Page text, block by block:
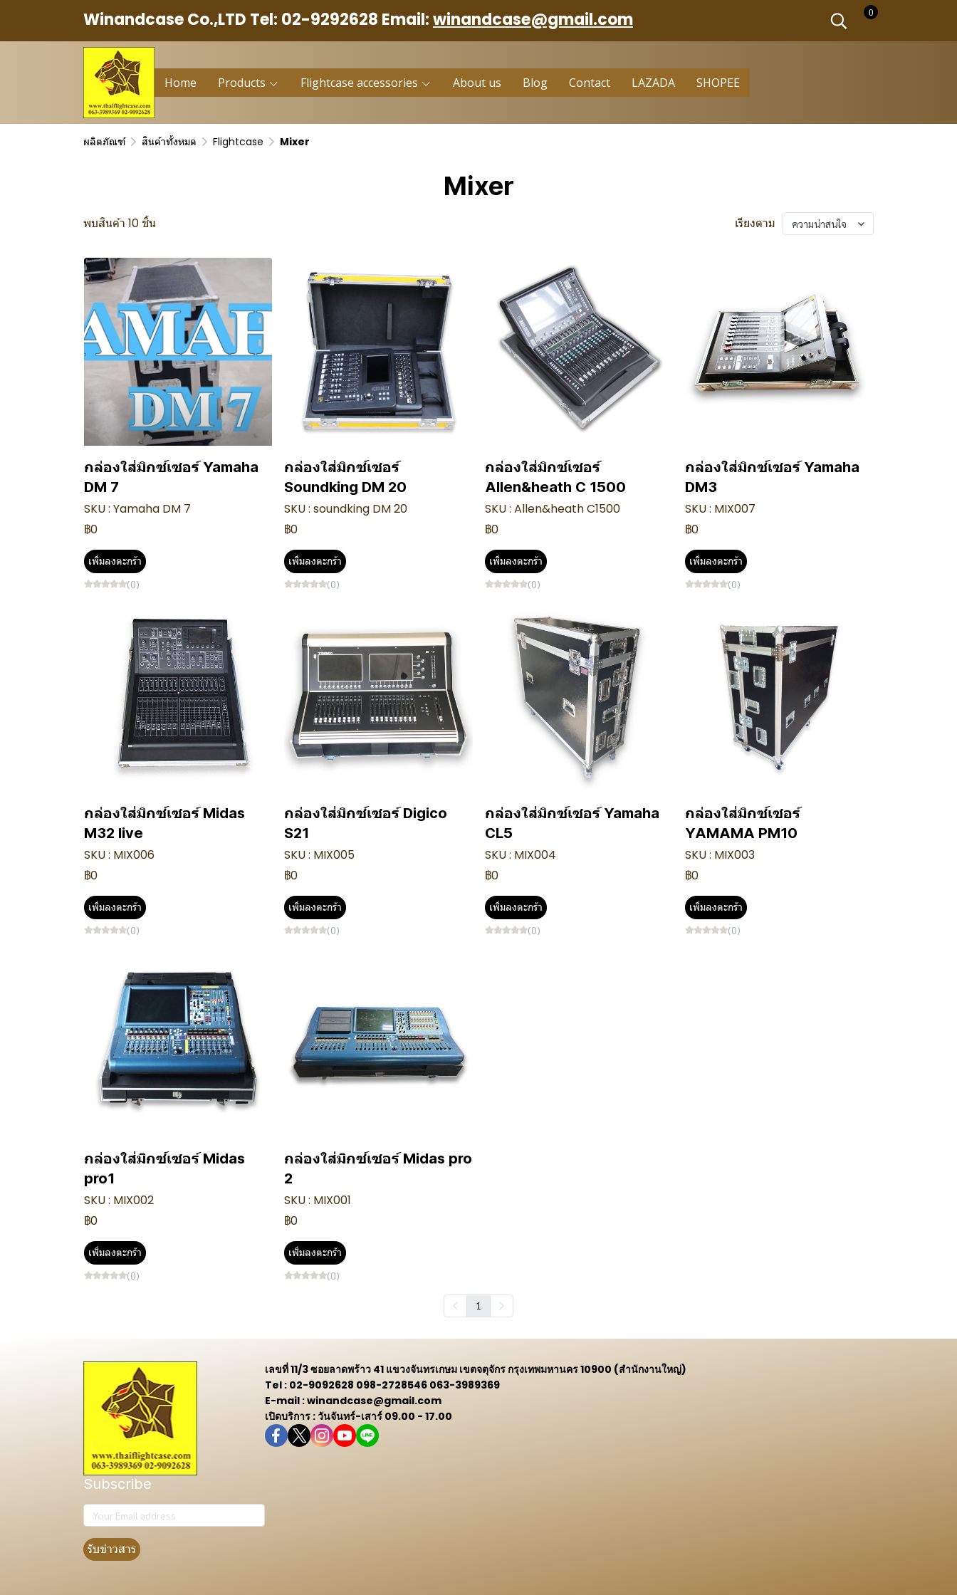
Winandcase Co.,LTD Tel: 02-9292628 Email:winandcase@gmail.com 0
Home Products Flightcase accessories About us Blog Contact LAZADA SHOPEE
ผลิตภัณฑ์ สินค้าทั้งหมด Flightcase Mixer
Mixer
พบสินค้า 10 ชิ้น เรียงตาม ความน่าสนใจ
กล่องใส่มิกซ์เซอร์ Yamaha
DM 7
SKU : Yamaha DM 7
฿0
เพิ่มลงตะกร้า
(0)
กล่องใส่มิกซ์เซอร์
Soundking DM 20
SKU : soundking DM 20
฿0
เพิ่มลงตะกร้า
(0)
กล่องใส่มิกซ์เซอร์
Allen&heath C 1500
SKU : Allen&heath C1500
฿0
เพิ่มลงตะกร้า
(0)
กล่องใส่มิกซ์เซอร์ Yamaha
DM3
SKU : MIX007
฿0
เพิ่มลงตะกร้า
(0)
กล่องใส่มิกซ์เซอร์ Midas
M32 live
SKU : MIX006
฿0
เพิ่มลงตะกร้า
(0)
กล่องใส่มิกซ์เซอร์ Digico
S21
SKU : MIX005
฿0
เพิ่มลงตะกร้า
(0)
กล่องใส่มิกซ์เซอร์ Yamaha
CL5
SKU : MIX004
฿0
เพิ่มลงตะกร้า
(0)
กล่องใส่มิกซ์เซอร์
YAMAMA PM10
SKU : MIX003
฿0
เพิ่มลงตะกร้า
(0)
กล่องใส่มิกซ์เซอร์ Midas
pro1
SKU : MIX002
฿0
เพิ่มลงตะกร้า
(0)
กล่องใส่มิกซ์เซอร์ Midas pro
2
SKU : MIX001
฿0
เพิ่มลงตะกร้า
(0)
1
Subscribe
รับข่าวสาร
เลขที่ 11/3 ซอยลาดพร้าว 41 แขวงจันทรเกษม เขตจตุจักร กรุงเทพมหานคร 10900 (สำนักงานใหญ่)
Tel : 02-9092628 098-2728546 063-3989369
E-mail : winandcase@gmail.com
เปิดบริการ : วันจันทร์-เสาร์ 09.00 - 17.00